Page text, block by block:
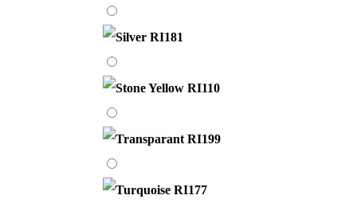
Silver
RI181
Stone
Yellow
RI110
Transparant
RI199
Turquoise
RI177